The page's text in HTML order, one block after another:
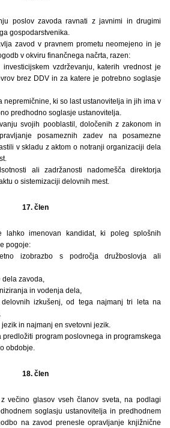
poslov zavoda ravnati z javnimi in drugimi
gospodarstvenika.
zavod v pravnem prometu neomejeno in je
v okviru finančnega načrta, razen:
vzdrževanju, katerih vrednost je
brez DDV in za katere je potrebno soglasje
nepremičnine, ki so last ustanovitelja in jih ima v
predhodno soglasje ustanovitelja.
svojih pooblastil, določenih z zakonom in
posameznih zadev na posamezne
v skladu z aktom o notranji organizaciji dela
ali zadržanosti nadomešča direktorja
o sistemizaciji delovnih mest.
17. člen
lahko imenovan kandidat, ki poleg splošnih
pogoje:
izobrazbo s področja družboslovja ali
zavoda,
in vodenja dela,
izkušenj, od tega najmanj tri leta na
in najmanj en svetovni jezik.
predložiti program poslovnega in programskega
obdobje.
18. člen
večino glasov vseh članov sveta, na podlagi
soglasju ustanovitelja in predhodnem
na zavod prenesle opravljanje knjižnične